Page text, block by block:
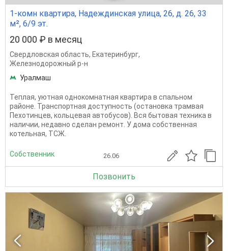
1-комн квартира, Надеждинская улица, 26, д. 26, 33
м², 6/9 эт.
20 000 ₽ в месяц
Свердловская область, Екатеринбург,
Железнодорожный р-н
Уралмаш
Теплая, уютная однокомнатная квартира в спальном
районе. Транспортная доступность (остановка трамвая
Пехотинцев, кольцевая автобусов). Вся бытовая техника в
наличии, недавно сделан ремонт. У дома собственная
котельная, ТСЖ.
Собственник 26.06
Позвонить